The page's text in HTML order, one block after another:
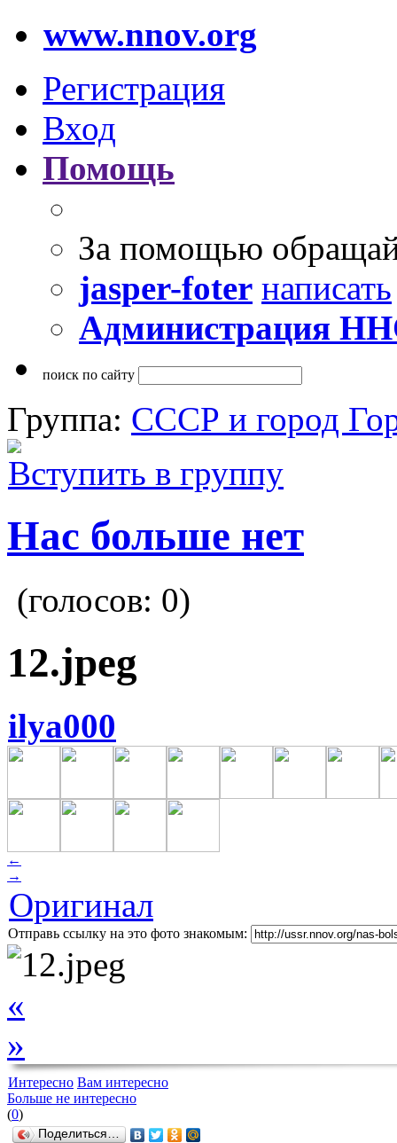
www.nnov.org
Регистрация
Вход
Помощь
За помощью
jasper-foter написать
Администрация
поиск по сайту
Группа: СССР и город
Вступить в группу
Нас больше нет
(голосов: 0)
12.jpeg
ilya000
←
→
Оригинал
Отправь ссылку на это фото знакомым:
«
»
Интересно Вам интересно
Больше не интересно
(0)
Поделиться…